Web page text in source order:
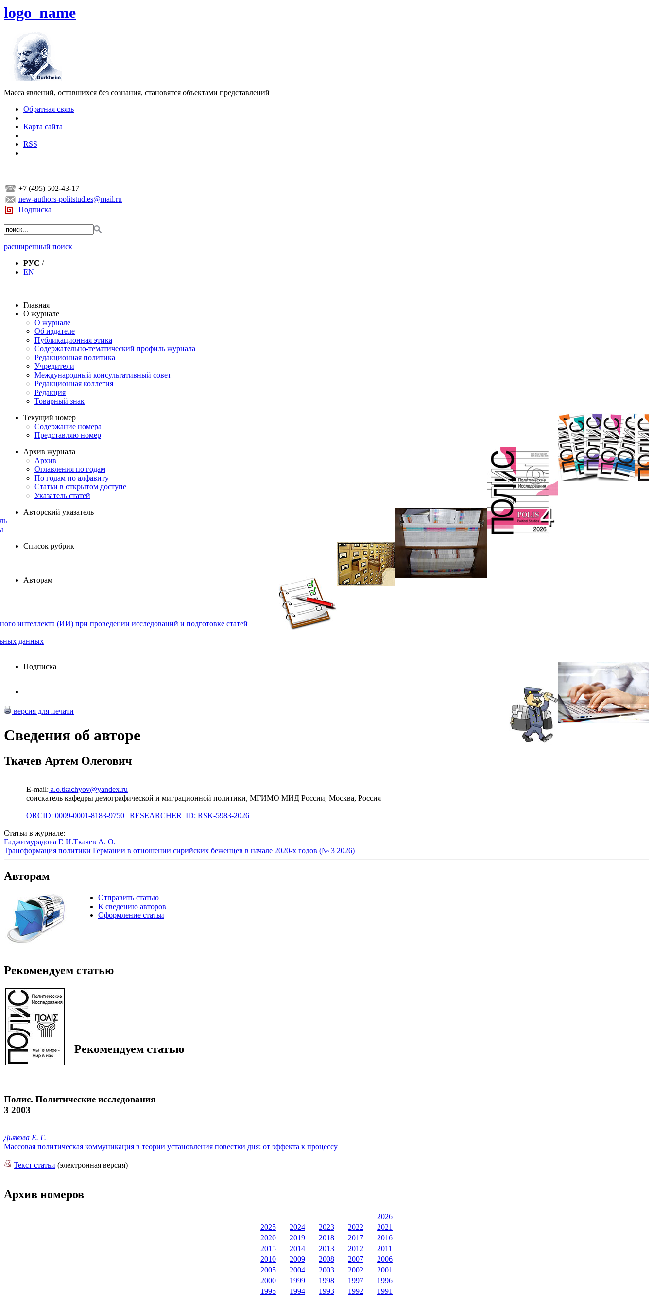
logo_name
Масса явлений, оставшихся без сознания, становятся объектами представлений
Обратная связь
|
Карта сайта
|
RSS
+7 (495) 502-43-17
new-authors-politstudies@mail.ru
Подписка
расширенный поиск
РУС /
EN
Главная
О журнале
О журнале
Об издателе
Публикационная этика
Содержательно-тематический профиль журнала
Редакционная политика
Учредители
Международный консультативный совет
Редакционная коллегия
Редакция
Товарный знак
Текущий номер
Содержание номера
Представляю номер
Архив журнала
Архив
Оглавления по годам
По годам по алфавиту
Статьи в открытом доступе
Указатель статей
Авторский указатель
Список рубрик
Авторам
интеллекта (ИИ) при проведении исследований и подготовке статей
данных
Подписка
версия для печати
Сведения об авторе
Ткачев Артем Олегович
E-mail: a.o.tkachyov@yandex.ru
соискатель кафедры демографической и миграционной политики, МГИМО МИД России, Москва, Россия
ORCID: 0009-0001-8183-9750 | RESEARCHER_ID: RSK-5983-2026
Статьи в журнале:
Гаджимурадова Г. И.Ткачев А. О.
Трансформация политики Германии в отношении сирийских беженцев в начале 2020-х годов (№ 3 2026)
Авторам
Отправить статью
К сведению авторов
Оформление статьи
Рекомендуем статью
Рекомендуем статью
Полис. Политические исследования
3 2003
Дьякова Е. Г.
Массовая политическая коммуникация в теории установления повестки дня: от эффекта к процессу
Текст статьи (электронная версия)
Архив номеров
2026
2025
2024 2023 2022
2021
2020
2019 2018 2017
2016
2015
2014 2013 2012
2011
2010
2009 2008 2007
2006
2005
2004 2003 2002
2001
2000
1999 1998 1997
1996
1995
1994 1993 1992 1991